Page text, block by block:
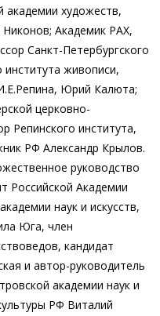
академии художеств,
Академик РАХ,
Санкт-Петербургского
института живописи,
Юрий Калюта;
церковно-
Репинского института,
РФ Александр Крылов.
руководство
Российской Академии
наук и искусств,
Юга, член
кандидат
и автор-руководитель
академии наук и
РФ Виталий